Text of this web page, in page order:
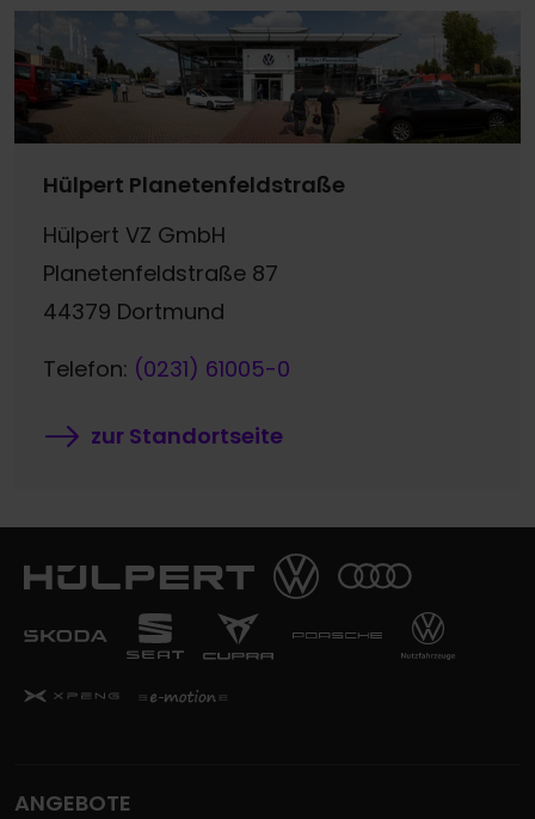
Hülpert Planetenfeldstraße
Hülpert VZ GmbH
Planetenfeldstraße 87
44379 Dortmund
Telefon: (0231) 61005-0
zur Standortseite
ANGEBOTE